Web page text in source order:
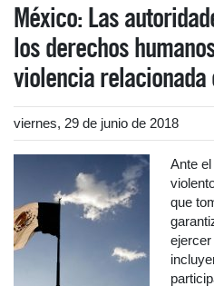
México: Las
los derechos
violencia
viernes, 29 de junio de 2018
Ante
que